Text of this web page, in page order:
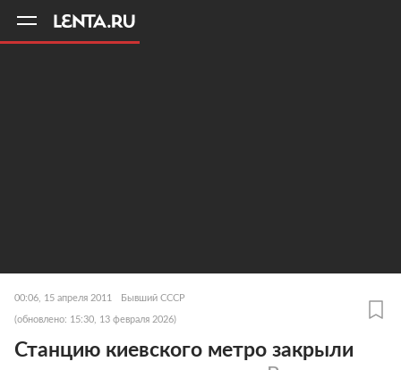
00:06, 15 апреля 2011 Бывший СССР
(обновлено: 15:30, 13 февраля 2026)
Станцию киевского метро закрыли